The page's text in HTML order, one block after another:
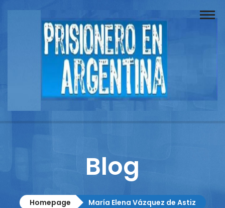
Buscador
Documentos
Columnistas
Blog
Homepage María Elena Vázquez de Astiz